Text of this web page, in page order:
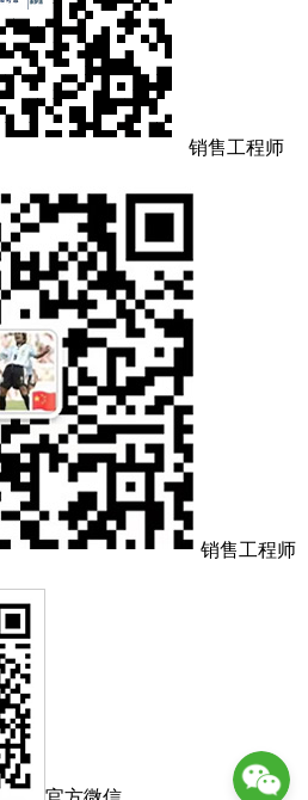
销售工程师
销售工程师